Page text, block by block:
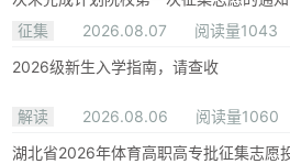
征集
2026.08.07
阅读量1043
2026级新生入学指南，请查收
解读 2026.08.06
阅读量1060
湖北省2026年体育高职高专批征集志愿